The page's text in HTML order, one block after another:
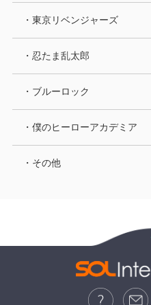
・東京リベンジャーズ
・忍たま乱太郎
・ブルーロック
・僕のヒーローアカデミア
・その他